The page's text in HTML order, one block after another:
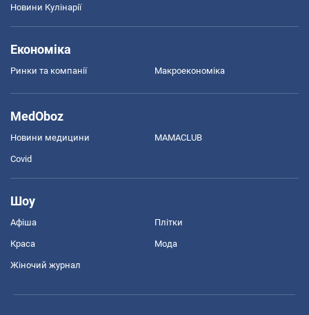
Новини Кулінарії
Економіка
Ринки та компанії Макроекономіка
MedOboz
Новини медицини MAMACLUB
Covid
Шоу
Афіша Плітки
Краса Мода
Жіночий журнал